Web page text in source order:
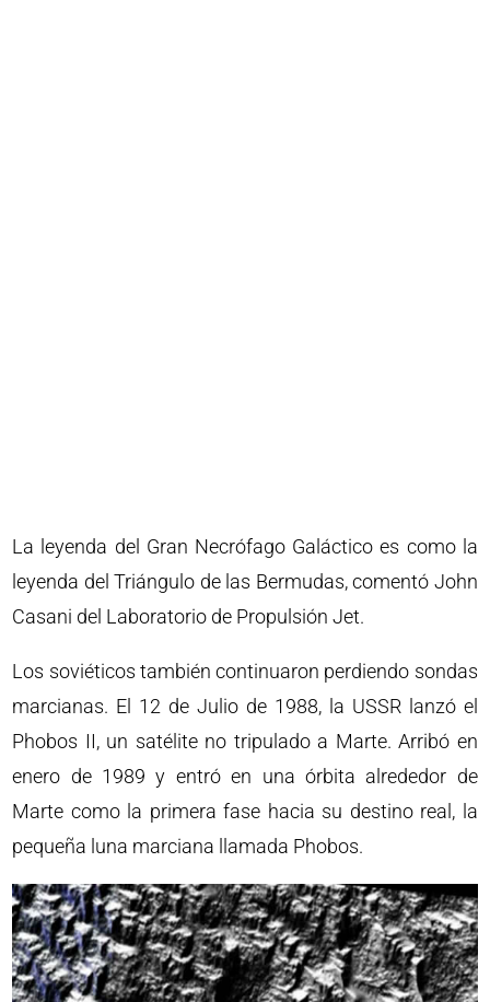
La leyenda del Gran Necrófago Galáctico es como la
leyenda del Triángulo de las Bermudas, comentó John
Casani del Laboratorio de Propulsión Jet.
Los soviéticos también continuaron perdiendo sondas
marcianas. El 12 de Julio de 1988, la USSR lanzó el
Phobos II, un satélite no tripulado a Marte. Arribó en
enero de 1989 y entró en una órbita alrededor de
Marte como la primera fase hacia su destino real, la
pequeña luna marciana llamada Phobos.